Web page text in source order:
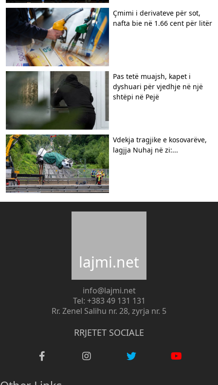
Çmimi i derivateve për sot,
nafta bie në 1.66 cent për litër
Pas tetë muajsh, kapet i
dyshuari për vjedhje në një
shtëpi në Pejë
Vdekja tragjike e kosovarëve,
lagjja Nuhaj në zi:...
lajmi.net
info@lajmi.net
Tel: +383 49 131 131
Rr. Zenel Salihu nr. 28, zyrja nr. 5
RRJETET SOCIALE